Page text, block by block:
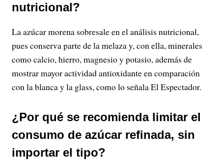
nutricional?
La azúcar morena sobresale en el análisis nutricional,
pues conserva parte de la melaza y, con ella, minerales
como calcio, hierro, magnesio y potasio, además de
mostrar mayor actividad antioxidante en comparación
con la blanca y la glass, como lo señala El Espectador.
¿Por qué se recomienda limitar el
consumo de azúcar refinada, sin
importar el tipo?